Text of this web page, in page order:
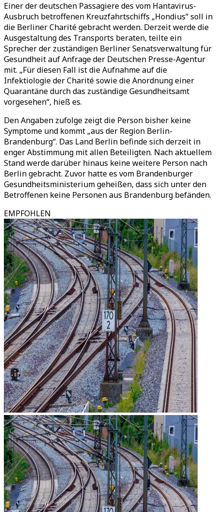
Einer der deutschen Passagiere des vom Hantavirus-
Ausbruch betroffenen Kreuzfahrtschiffs „Hondius“ soll in
die Berliner Charité gebracht werden. Derzeit werde die
Ausgestaltung des Transports beraten, teilte ein
Sprecher der zuständigen Berliner Senatsverwaltung für
Gesundheit auf Anfrage der Deutschen Presse-Agentur
mit. „Für diesen Fall ist die Aufnahme auf die
Infektiologie der Charité sowie die Anordnung einer
Quarantäne durch das zuständige Gesundheitsamt
vorgesehen“, hieß es.
Den Angaben zufolge zeigt die Person bisher keine
Symptome und kommt „aus der Region Berlin-
Brandenburg“. Das Land Berlin befinde sich derzeit in
enger Abstimmung mit allen Beteiligten. Nach aktuellem
Stand werde darüber hinaus keine weitere Person nach
Berlin gebracht. Zuvor hatte es vom Brandenburger
Gesundheitsministerium geheißen, dass sich unter den
Betroffenen keine Personen aus Brandenburg befänden.
EMPFOHLEN